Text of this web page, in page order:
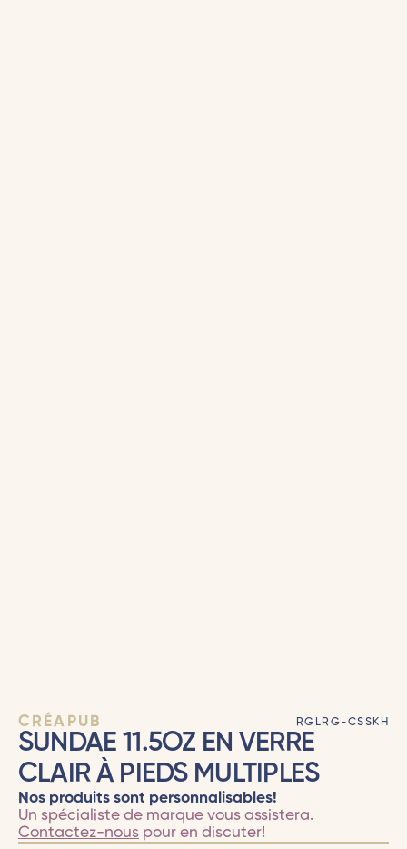
CRÉAPUB RGLRG-CSSKH
SUNDAE 11.5OZ EN VERRE
CLAIR À PIEDS MULTIPLES
Nos produits sont personnalisables!
Un spécialiste de marque vous assistera.
Contactez-nouspour en discuter!